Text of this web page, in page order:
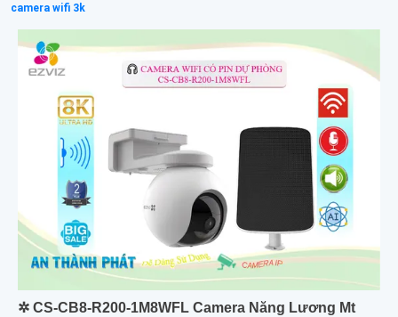
camera wifi 3k
✲ CS-CB8-R200-1M8WFL Camera Năng Lương Mt